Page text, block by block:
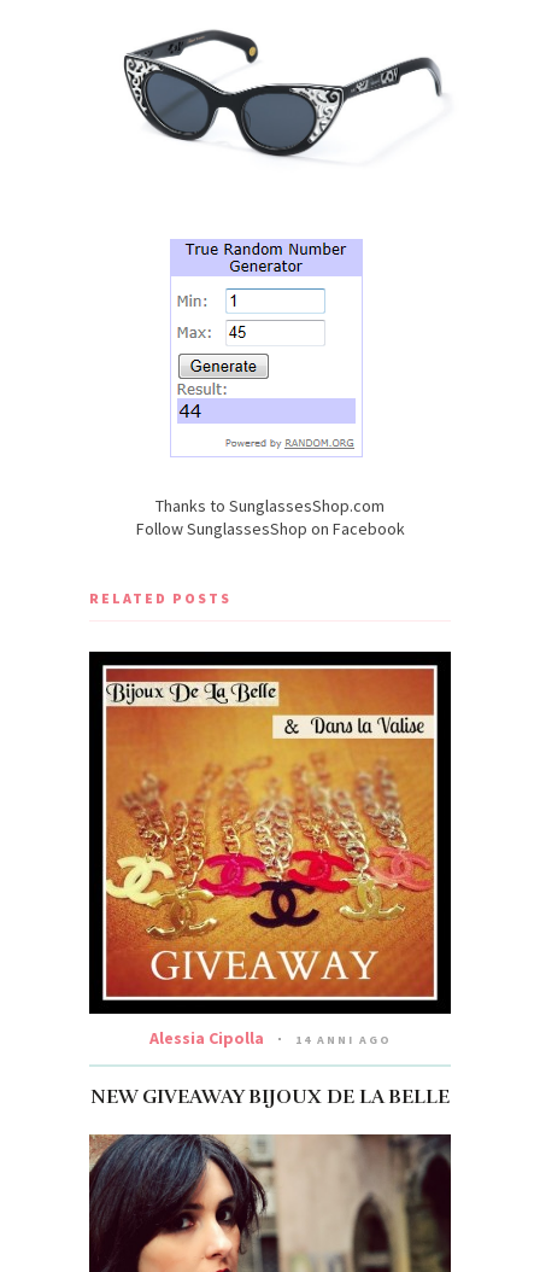
Thanks to SunglassesShop.com
Follow SunglassesShop on Facebook
RELATED POSTS
Alessia Cipolla 14 ANNI AGO
NEW GIVEAWAY BIJOUX DE LA BELLE